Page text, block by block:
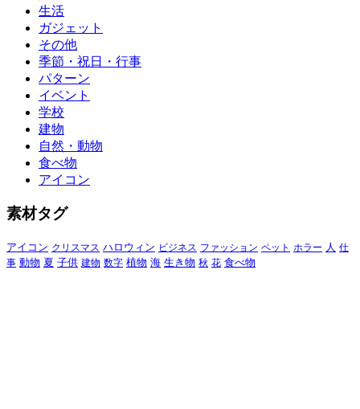
生活
ガジェット
その他
季節・祝日・行事
パターン
イベント
学校
建物
自然・動物
食べ物
アイコン
素材タグ
アイコン クリスマス ハロウィン ビジネス ファッション ペット ホラー 人 仕
事 動物 夏 子供 建物 数字 植物 海 生き物 秋 花 食べ物